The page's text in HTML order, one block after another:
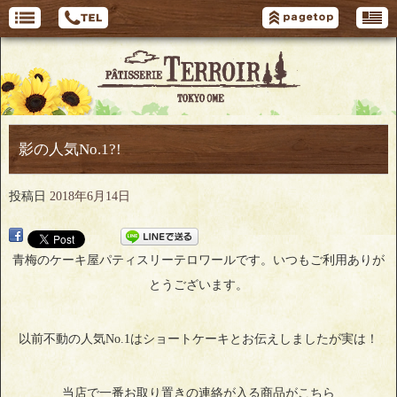
影の人気No.1?!
投稿日 2018年6月14日
青梅のケーキ屋パティスリーテロワールです。いつもご利用ありが
とうございます。
以前不動の人気No.1はショートケーキとお伝えしましたが実は！
当店で一番お取り置きの連絡が入る商品がこちら